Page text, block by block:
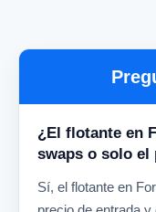
¿El flotante en
swaps o solo el
Sí, el flotante en